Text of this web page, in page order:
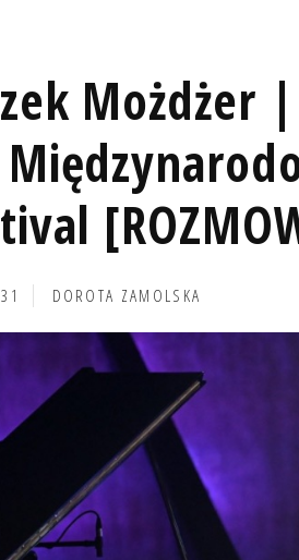
Możdżer
DOROTA ZAMOLSKA